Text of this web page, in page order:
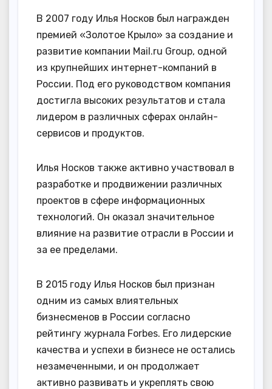
В 2007 году Илья Носков был награжден
премией «Золотое Крыло» за создание и
развитие компании Mail.ru Group, одной
из крупнейших интернет-компаний в
России. Под его руководством компания
достигла высоких результатов и стала
лидером в различных сферах онлайн-
сервисов и продуктов.
Илья Носков также активно участвовал в
разработке и продвижении различных
проектов в сфере информационных
технологий. Он оказал значительное
влияние на развитие отрасли в России и
за ее пределами.
В 2015 году Илья Носков был признан
одним из самых влиятельных
бизнесменов в России согласно
рейтингу журнала Forbes. Его лидерские
качества и успехи в бизнесе не остались
незамеченными, и он продолжает
активно развивать и укреплять свою